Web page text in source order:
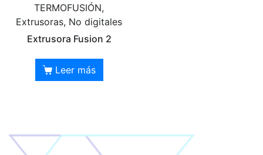
TERMOFUSIÓN,
Extrusoras, No digitales
Extrusora Fusion 2
Leer más